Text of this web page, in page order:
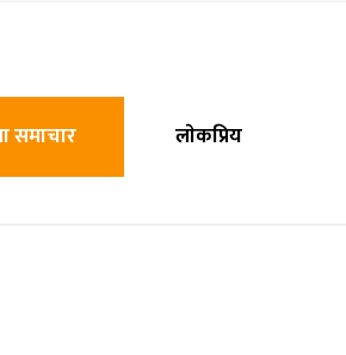
समाचार लाेकप्रिय